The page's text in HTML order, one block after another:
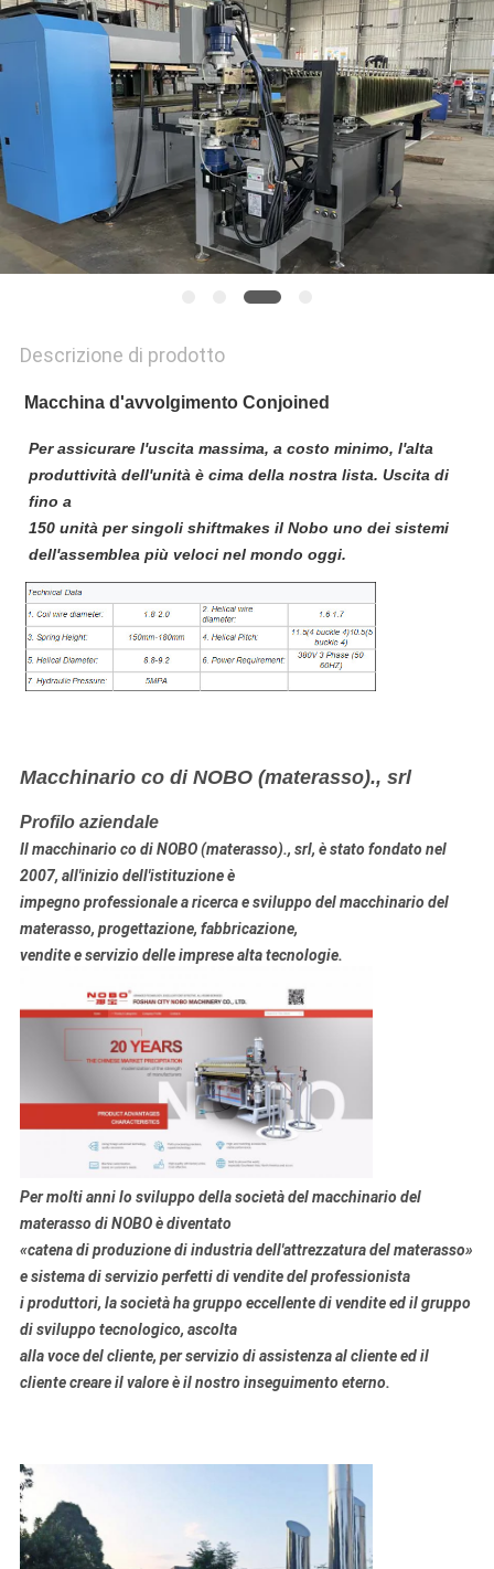
NORME
SULLA
PRIVACY
Descrizione di prodotto
Macchina d'avvolgimento Conjoined
Per assicurare l'uscita massima, a costo minimo, l'alta
produttività dell'unità è cima della nostra lista. Uscita di
fino a
150 unità per singoli shiftmakes il Nobo uno dei sistemi
dell'assemblea più veloci nel mondo oggi.
Macchinario co di NOBO (materasso)., srl
Profilo aziendale
Il macchinario co di NOBO (materasso)., srl, è stato fondato nel
2007, all'inizio dell'istituzione è
impegno professionale aricerca e sviluppodel macchinariodel
materasso, progettazione, fabbricazione,
vendite e servizio delle imprese alta tecnologie.
Per molti anni lo sviluppo della società del macchinario del
materasso di NOBO è diventato
«catena di produzione di industria dell'attrezzatura del materasso»
e sistema di servizio perfetti di vendite del professionista
i produttori, la società ha gruppo eccellente di vendite ed il gruppo
di sviluppo tecnologico, ascolta
alla voce del cliente, per servizio di assistenza al cliente ed il
cliente creare il valore è il nostro inseguimento eterno.